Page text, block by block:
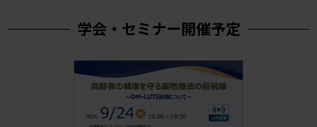
学会・セミナー開催予定